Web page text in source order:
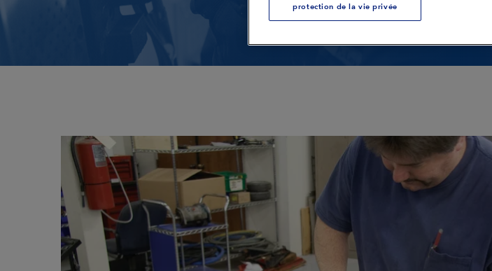
Plastiques et composites
Production d’électricité
Caoutchouc et pneus Textiles
Nettoyage d'outils
composites
Nettoyage de la Boîte à
Finition des Pièces
Assainissement
protection de la vie privée